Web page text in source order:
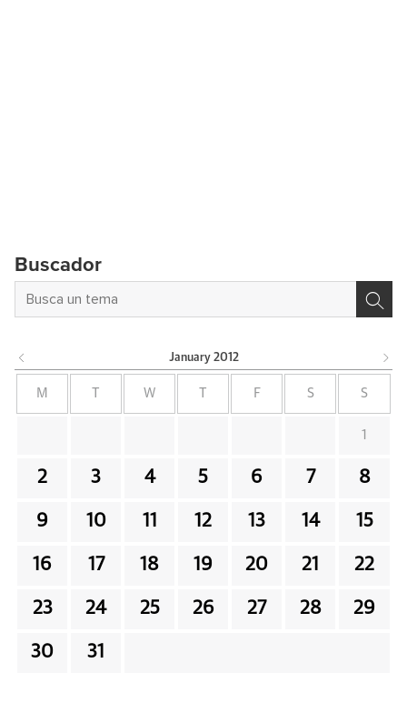
Buscador
January 2012
M W F S S
1
2 3 4 5 6 7 8
9 10 11 12 13 14 15
16 17 18 19 20 21 22
23 24 25 26 27 28 29
30 31